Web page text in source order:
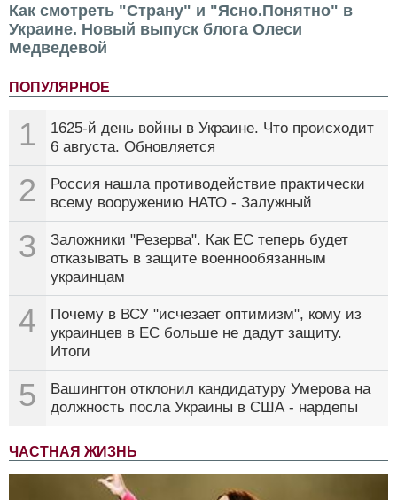
Как смотреть "Страну" и "Ясно.Понятно" в
Украине. Новый выпуск блога Олеси
Медведевой
ПОПУЛЯРНОЕ
1
1625-й день войны в Украине. Что происходит
6 августа. Обновляется
2
Россия нашла противодействие практически
всему вооружению НАТО - Залужный
3
Заложники "Резерва". Как ЕС теперь будет
отказывать в защите военнообязанным
украинцам
4
Почему в ВСУ "исчезает оптимизм", кому из
украинцев в ЕС больше не дадут защиту.
Итоги
5
Вашингтон отклонил кандидатуру Умерова на
должность посла Украины в США - нардепы
ЧАСТНАЯ ЖИЗНЬ